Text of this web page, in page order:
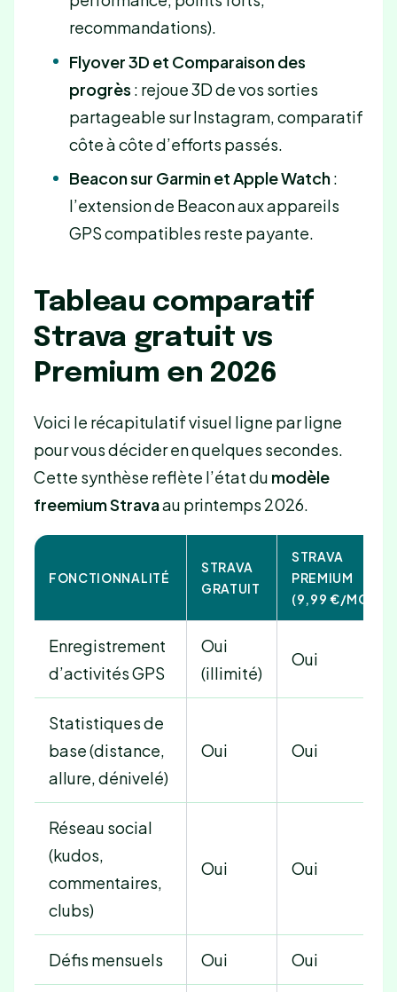
recommandations).
Flyover 3D et Comparaison des
progrès : rejoue 3D de vos sorties
partageable sur Instagram, comparatif
côte à côte d’efforts passés.
Beacon sur Garmin et Apple Watch:
l’extension de Beacon aux appareils
GPS compatibles reste payante.
Tableau comparatif
Strava gratuit vs
Premium en 2026
Voici le récapitulatif visuel ligne par ligne
pour vous décider en quelques secondes.
Cette synthèse reflète l’état du modèle
freemium Stravaau printemps 2026.
FONCTIONNALITÉ
STRAVA
GRATUIT
STRAVA
PREMIUM
(9,99 €/MOIS)
Enregistrement
d’activités GPS
Oui
(illimité)
Oui
Statistiques de
base (distance,
allure, dénivelé)
Oui Oui
Réseau social
(kudos,
commentaires,
clubs)
Oui Oui
Défis mensuels Oui Oui